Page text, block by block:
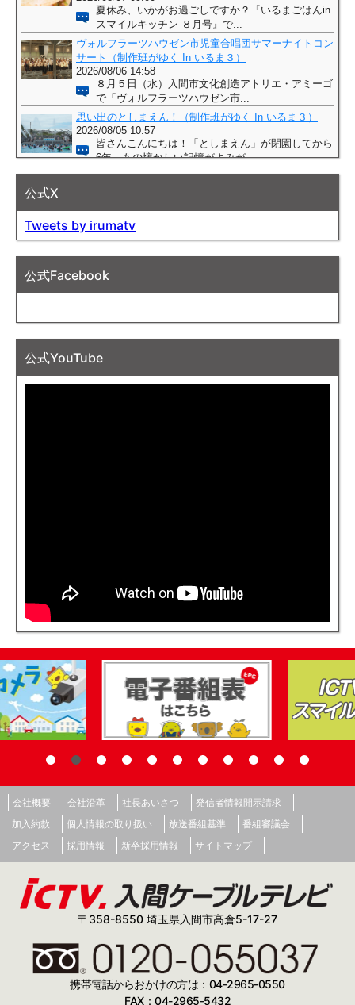
公式X
Tweets by irumatv
公式Facebook
公式YouTube
会社概要 会社沿革 社長あいさつ
発信者情報開示請求
加入約款
個人情報の取り扱い 放送番組基準
番組審議会
アクセス
採用情報 新卒採用情報 サイトマップ
〒358-8550 埼玉県入間市高倉5-17-27
携帯電話からおかけの方は：04-2965-0550
FAX：04-2965-5432